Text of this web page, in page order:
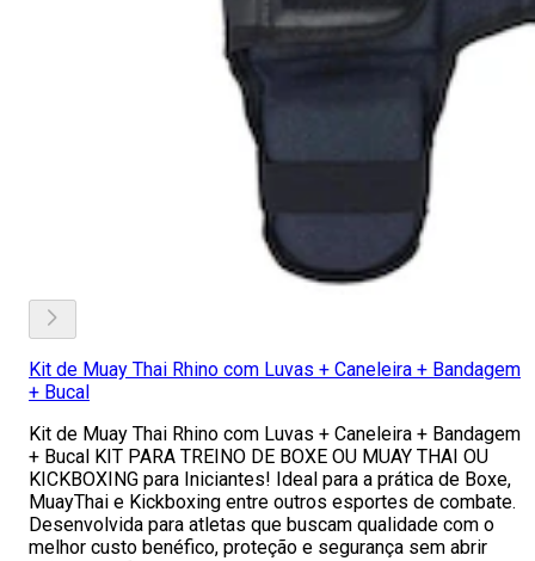
Kit de Muay Thai Rhino com Luvas + Caneleira + Bandagem
+ Bucal
Kit de Muay Thai Rhino com Luvas + Caneleira + Bandagem
+ Bucal KIT PARA TREINO DE BOXE OU MUAY THAI OU
KICKBOXING para Iniciantes! Ideal para a prática de Boxe,
MuayThai e Kickboxing entre outros esportes de combate.
Desenvolvida para atletas que buscam qualidade com o
melhor custo benéfico, proteção e segurança sem abrir